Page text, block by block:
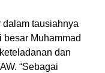
tausiahnya
Muhammad
dan
“Sebagai